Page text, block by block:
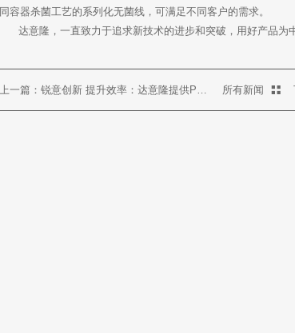
同容器杀菌工艺的系列化无菌线，可满足不同客户的需求。
达意隆，一直致力于追求新技术的进步和突破，用好产品为
所有新闻